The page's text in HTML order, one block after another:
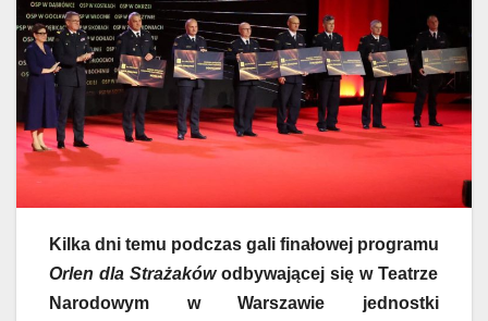
Kilka dni temu podczas gali finałowej programu
Orlen dla Strażakówodbywającej się w Teatrze
Narodowym w Warszawie jednostki